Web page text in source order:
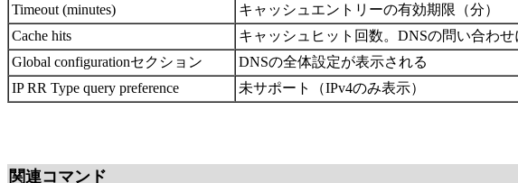
Timeout (minutes)
キャッシュエントリーの有効期限（分）
Cache hits
キャッシュヒット回数。DNSの問い合わ
Global configurationセクション
DNSの全体設定が表示される
IP RR Type query preference
未サポート（IPv4のみ表示）
関連コマンド